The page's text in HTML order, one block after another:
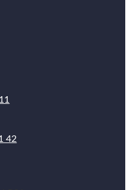
42